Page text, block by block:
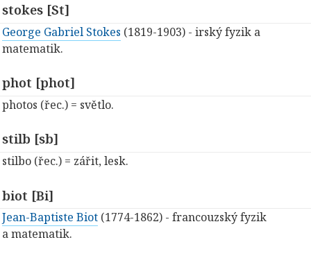
stokes [St]
George Gabriel Stokes (1819-1903) - irský fyzik a
matematik.
phot [phot]
photos (řec.) = světlo.
stilb [sb]
stilbo (řec.) = zářit, lesk.
biot [Bi]
Jean-Baptiste Biot (1774-1862) - francouzský fyzik
a matematik.